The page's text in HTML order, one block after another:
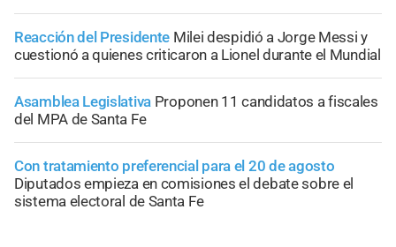
Reacción del Presidente Milei despidió a Jorge Messi y
cuestionó a quienes criticaron a Lionel durante el Mundial
Asamblea Legislativa Proponen 11 candidatos a fiscales
del MPA de Santa Fe
Con tratamiento preferencial para el 20 de agosto
Diputados empieza en comisiones el debate sobre el
sistema electoral de Santa Fe